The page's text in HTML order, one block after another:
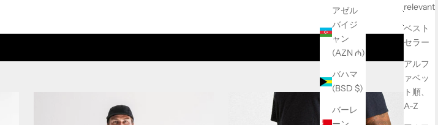
アゼル
バイジ
ャン
(AZN ₼)
バハマ
(BSD $)
バーレ
relevant
ベスト
セラー
アルフ
ァベッ
ト順、
A-Z